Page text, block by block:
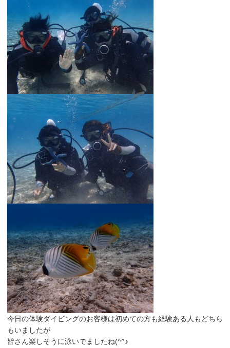
今日の体験ダイビングのお客様は初めての方も経験ある人もどちら
もいましたが
皆さん楽しそうに泳いでましたね(^^♪